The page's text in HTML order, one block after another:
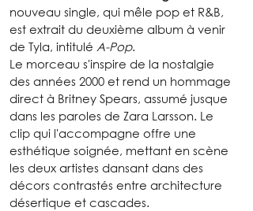
nouveau single, qui mêle pop et R&B,
est extrait du deuxième album à venir
de Tyla, intitulé A-Pop.
Le morceau s'inspire de la nostalgie
des années 2000 et rend un hommage
direct à Britney Spears, assumé jusque
dans les paroles de Zara Larsson. Le
clip qui l'accompagne offre une
esthétique soignée, mettant en scène
les deux artistes dansant dans des
décors contrastés entre architecture
désertique et cascades.